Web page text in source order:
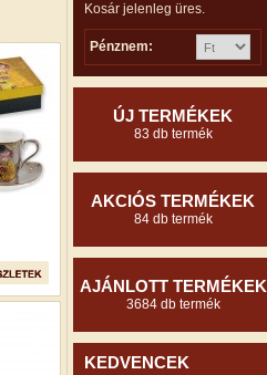
Kosár jelenleg üres.
Pénznem:
ÚJ TERMÉKEK
83 db termék
AKCIÓS TERMÉKEK
84 db termék
AJÁNLOTT TERMÉKEK
3684 db termék
KEDVENCEK